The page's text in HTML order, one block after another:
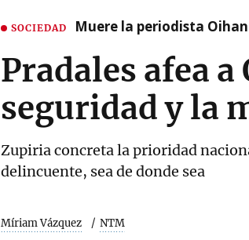
SOCIEDAD Muere la periodista
Pradales afea
seguridad y la
Zupiria concreta la prioridad
delincuente, sea de donde sea
Míriam Vázquez NTM